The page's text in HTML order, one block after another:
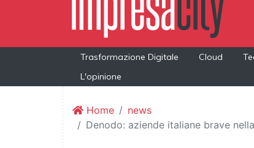
Trasformazione Digitale Cloud
L'opinione
Home
news
Denodo: aziende italiane brave